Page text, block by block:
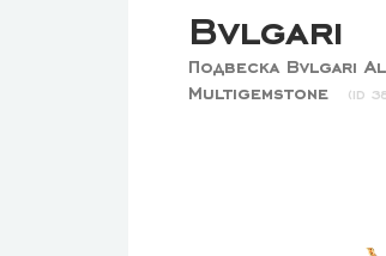
Bvlgari
Подвеска Bvlgari
Multigemstone